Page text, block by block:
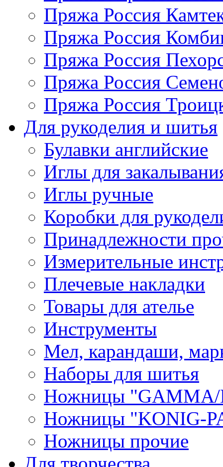
Пряжа Россия
Пряжа Россия
Пряжа Россия
Пряжа Россия
Пряжа Россия
Для рукоделия и шитья
Булавки английские
Иглы для
Иглы ручные
Коробки для
Принадлежности
Измерительные
Плечевые накладки
Товары для ателье
Инструменты
Мел, карандаши,
Наборы для шитья
Ножницы "GAMMA/
Ножницы "KONIG-
Ножницы прочие